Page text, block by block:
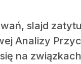
slajd
Analizy
na